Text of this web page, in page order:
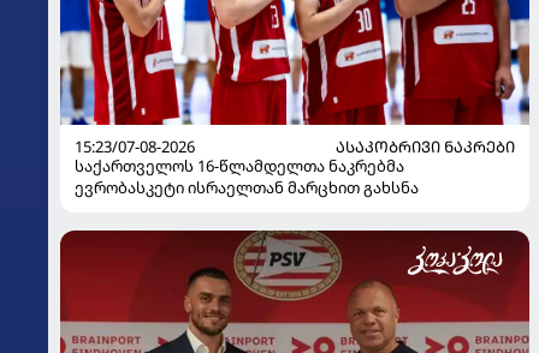
15:23/07-08-2026
ᲐᲡᲐᲙᲝᲑᲠᲘᲕᲘ ᲜᲐᲙᲠᲔᲑᲘ
საქართველოს 16-წლამდელთა ნაკრებმა
ევრობასკეტი ისრაელთან მარცხით გახსნა